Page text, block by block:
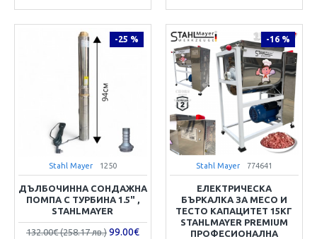
-25 %
Stahl Mayer 1250
ДЪЛБОЧИННА СОНДАЖНА
ПОМПА С ТУРБИНА 1.5" ,
STAHLMAYER
132.00€ (258.17 лв.) 99.00€
-16 %
Stahl Mayer 774641
ЕЛЕКТРИЧЕСКА
БЪРКАЛКА ЗА МЕСО И
ТЕСТО КАПАЦИТЕТ 15КГ
STAHLMAYER PREMIUM
ПРОФЕСИОНАЛНА